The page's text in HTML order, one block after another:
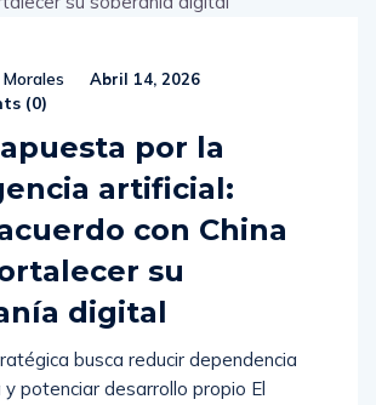
Abril 14, 2026
(0)
por la
artificial:
con China
su
digital
busca reducir dependencia
potenciar desarrollo propio El